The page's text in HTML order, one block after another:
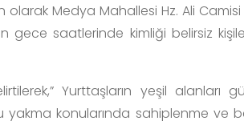
olarak Medya Mahallesi Hz. Ali
gece saatlerinde kimliği belirsiz
Yurttaşların yeşil alanları
yakma konularında sahiplenme ve